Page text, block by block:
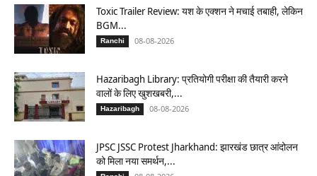
Toxic Trailer Review: यश के एक्शन ने मचाई तबाही, लेकिन
BGM...
Ranchi 08-08-2026
Hazaribagh Library: प्रतियोगी परीक्षा की तैयारी करने
वालों के लिए खुशखबरी,...
Hazaribagh 08-08-2026
JPSC JSSC Protest Jharkhand: झारखंड छात्र आंदोलन
को मिला नया समर्थन,...